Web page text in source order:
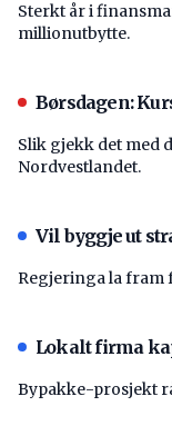
Sterkt år i
millionutbytte.
Børsdagen:
Slik gjekk det med
Nordvestlandet.
Vil byggje ut
Regjeringa la
Lokalt firma
Bypakke-prosjekt